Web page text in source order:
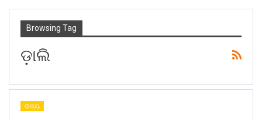
Browsing Tag
ଡ଼ାଲି
ରାଜ୍ୟ